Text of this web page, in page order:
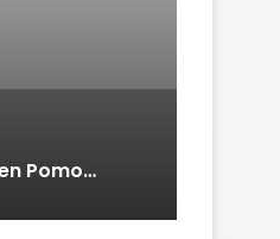
Ejecutan a familia en Pomoca